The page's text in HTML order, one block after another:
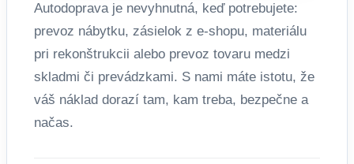
Autodoprava je nevyhnutná, keď potrebujete:
prevoz nábytku, zásielok z e-shopu, materiálu
pri rekonštrukcii alebo prevoz tovaru medzi
skladmi či prevádzkami. S nami máte istotu, že
váš náklad dorazí tam, kam treba, bezpečne a
načas.